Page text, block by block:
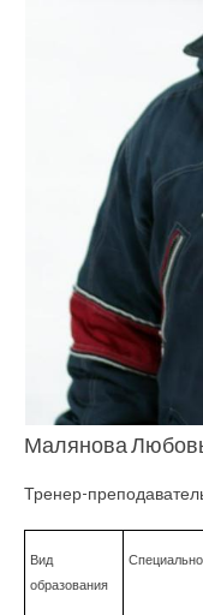
Малянова
Тренер-
Вид
образования